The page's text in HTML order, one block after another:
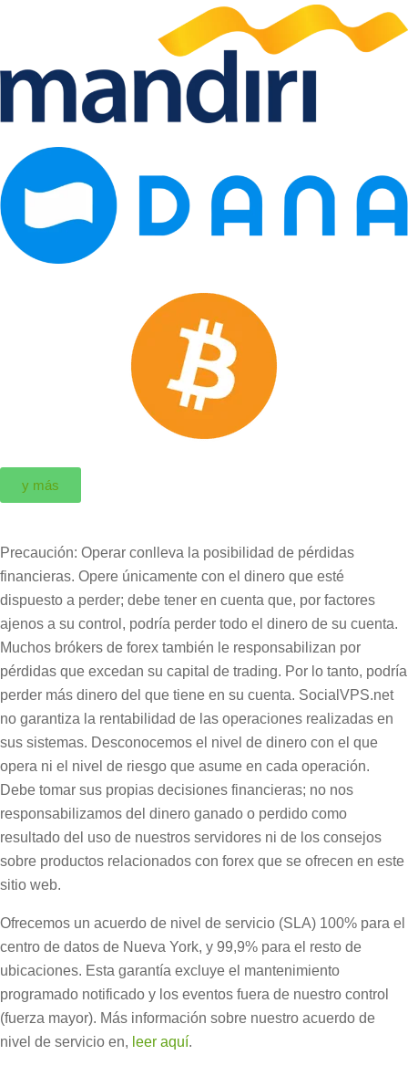
y más
Precaución: Operar conlleva la posibilidad de pérdidas
financieras. Opere únicamente con el dinero que esté
dispuesto a perder; debe tener en cuenta que, por factores
ajenos a su control, podría perder todo el dinero de su cuenta.
Muchos brókers de forex también le responsabilizan por
pérdidas que excedan su capital de trading. Por lo tanto, podría
perder más dinero del que tiene en su cuenta. SocialVPS.net
no garantiza la rentabilidad de las operaciones realizadas en
sus sistemas. Desconocemos el nivel de dinero con el que
opera ni el nivel de riesgo que asume en cada operación.
Debe tomar sus propias decisiones financieras; no nos
responsabilizamos del dinero ganado o perdido como
resultado del uso de nuestros servidores ni de los consejos
sobre productos relacionados con forex que se ofrecen en este
sitio web.
Ofrecemos un acuerdo de nivel de servicio (SLA) 100% para el
centro de datos de Nueva York, y 99,9% para el resto de
ubicaciones. Esta garantía excluye el mantenimiento
programado notificado y los eventos fuera de nuestro control
(fuerza mayor). Más información sobre nuestro acuerdo de
nivel de servicio en, leer aquí.